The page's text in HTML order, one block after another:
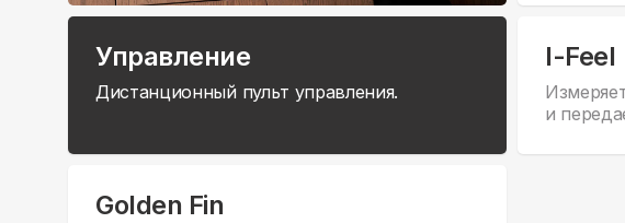
Управление
Дистанционный пульт управления.
I-Feel
и
Golden Fin